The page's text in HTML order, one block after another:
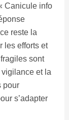
Canicule info
reste la
les efforts et
sont
vigilance et la
pour
s’adapter